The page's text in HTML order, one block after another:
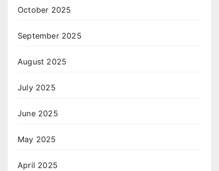
October 2025
September 2025
August 2025
July 2025
June 2025
May 2025
April 2025